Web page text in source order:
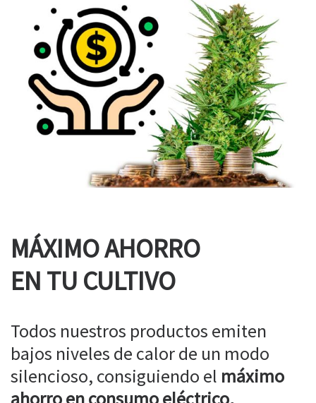
MÁXIMO AHORRO
EN TU CULTIVO
Todos nuestros productos emiten
bajos niveles de calor de un modo
silencioso, consiguiendo el máximo